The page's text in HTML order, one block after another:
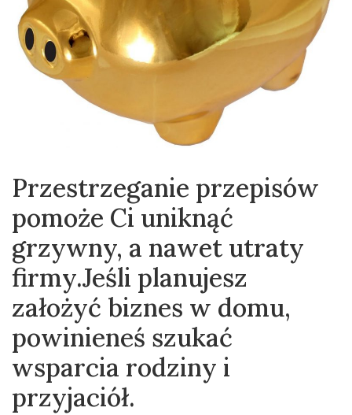
Przestrzeganie przepisów
pomoże Ci uniknąć
grzywny, a nawet utraty
firmy.Jeśli planujesz
założyć biznes w domu,
powinieneś szukać
wsparcia rodziny i
przyjaciół.